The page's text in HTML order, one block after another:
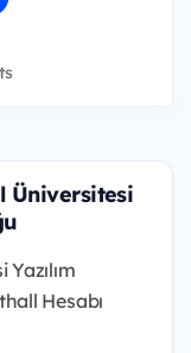
Üniversitesi
Hesabı